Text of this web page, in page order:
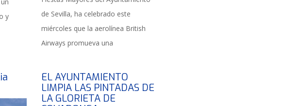
y
de Sevilla, ha celebrado este
miércoles que la aerolínea British
Airways promueva una
EL AYUNTAMIENTO
LIMPIA LAS PINTADAS DE
LA GLORIETA DE